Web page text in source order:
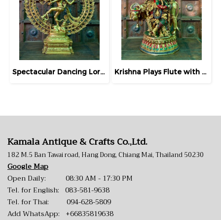
Spectacular Dancing Lord Shiva Brass Statue Krishna Plays Flute with Sacred Cow Brass Statue
Kamala Antique & Crafts Co.,Ltd.
182 M.5 Ban Tawai road, Hang Dong, Chiang Mai, Thailand 50230
Google Map
Open Daily: 08:30 AM - 17:30 PM
Tel. for English: 083-581-9638
Tel. for Thai: 094-628-5809
Add WhatsApp: +66835819638